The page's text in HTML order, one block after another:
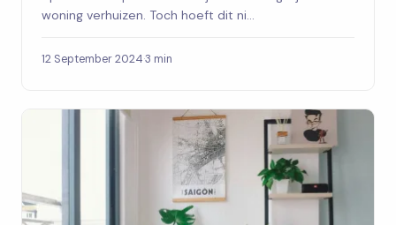
woning verhuizen. Toch hoeft dit ni...
12 September 2024·3 min